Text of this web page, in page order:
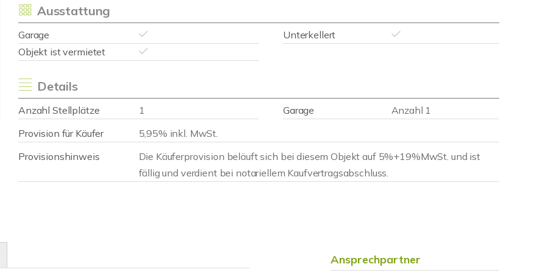
Ausstattung
Garage
Unterkellert
Objekt ist vermietet
Details
Anzahl Stellplätze 1 Garage
Anzahl 1
Provision für Käufer
5,95% inkl. MwSt.
Provisionshinweis
Die Käuferprovision beläuft sich bei diesem Objekt auf 5%+19%MwSt. und ist
fällig und verdient bei notariellem Kaufvertragsabschluss.
Ansprechpartner